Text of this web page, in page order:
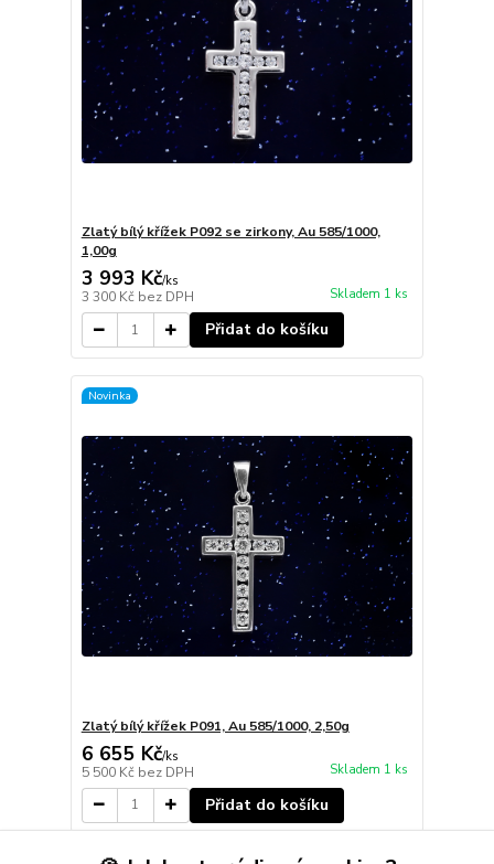
Zlatý bílý křížek P092 se zirkony, Au 585/1000,
1,00g
3 993 Kč/ks
3 300 Kč bez DPH Skladem 1 ks
Přidat do košíku
Novinka
Zlatý bílý křížek P091, Au 585/1000, 2,50g
6 655 Kč/ks
5 500 Kč bez DPH Skladem 1 ks
Přidat do košíku